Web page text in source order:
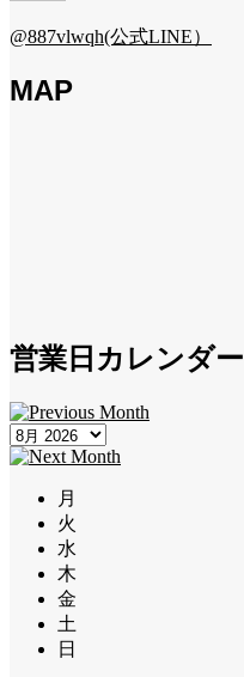
@887vlwqh(公式LINE）
MAP
営業日カレンダー
月
火
水
木
金
土
日